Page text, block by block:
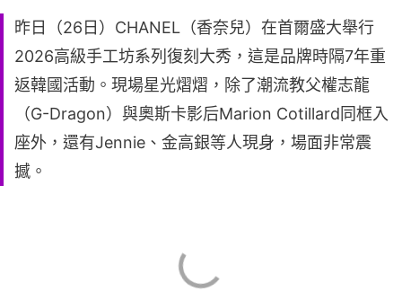
昨日（26日）CHANEL（香奈兒）在首爾盛大舉行
2026高級手工坊系列復刻大秀，這是品牌時隔7年重
返韓國活動。現場星光熠熠，除了潮流教父權志龍
（G-Dragon）與奧斯卡影后Marion Cotillard同框入
座外，還有Jennie、金高銀等人現身，場面非常震
撼。